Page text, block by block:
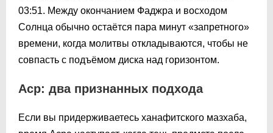
03:51. Между окончанием Фаджра и восходом
Солнца обычно остаётся пара минут «запретного»
времени, когда молитвы откладываются, чтобы не
совпасть с подъёмом диска над горизонтом.
Аср: два признанных подхода
Если вы придерживаетесь ханафитского мазхаба,